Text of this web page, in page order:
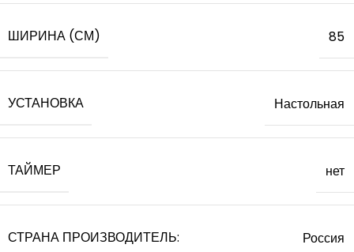
ШИРИНА (СМ) 85
УСТАНОВКА Настольная
ТАЙМЕР нет
СТРАНА ПРОИЗВОДИТЕЛЬ: Россия